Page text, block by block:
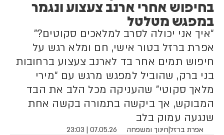
בחיפוש אחרי ארנב צעצוע ונגמר
במפגש מטלטל
“איך אני יכולה לסרב למלאכים סקוטים?”
אפרת ברזל בטור אישי, חם ומלא רגש על
חיפוש תמים אחר בד לארנב צעצוע ברחובות
בני ברק, שהוביל למפגש מרגש עם “מירי
מלאך סקוטי” שהעניקה מכל הלב את הבד
המבוקש, אך ביקשה בתמורה בקשה אחת
שנגעה עמוק בלב
אפרת ברזל|חינוך ומשפחה 07.05.26 | 23:03